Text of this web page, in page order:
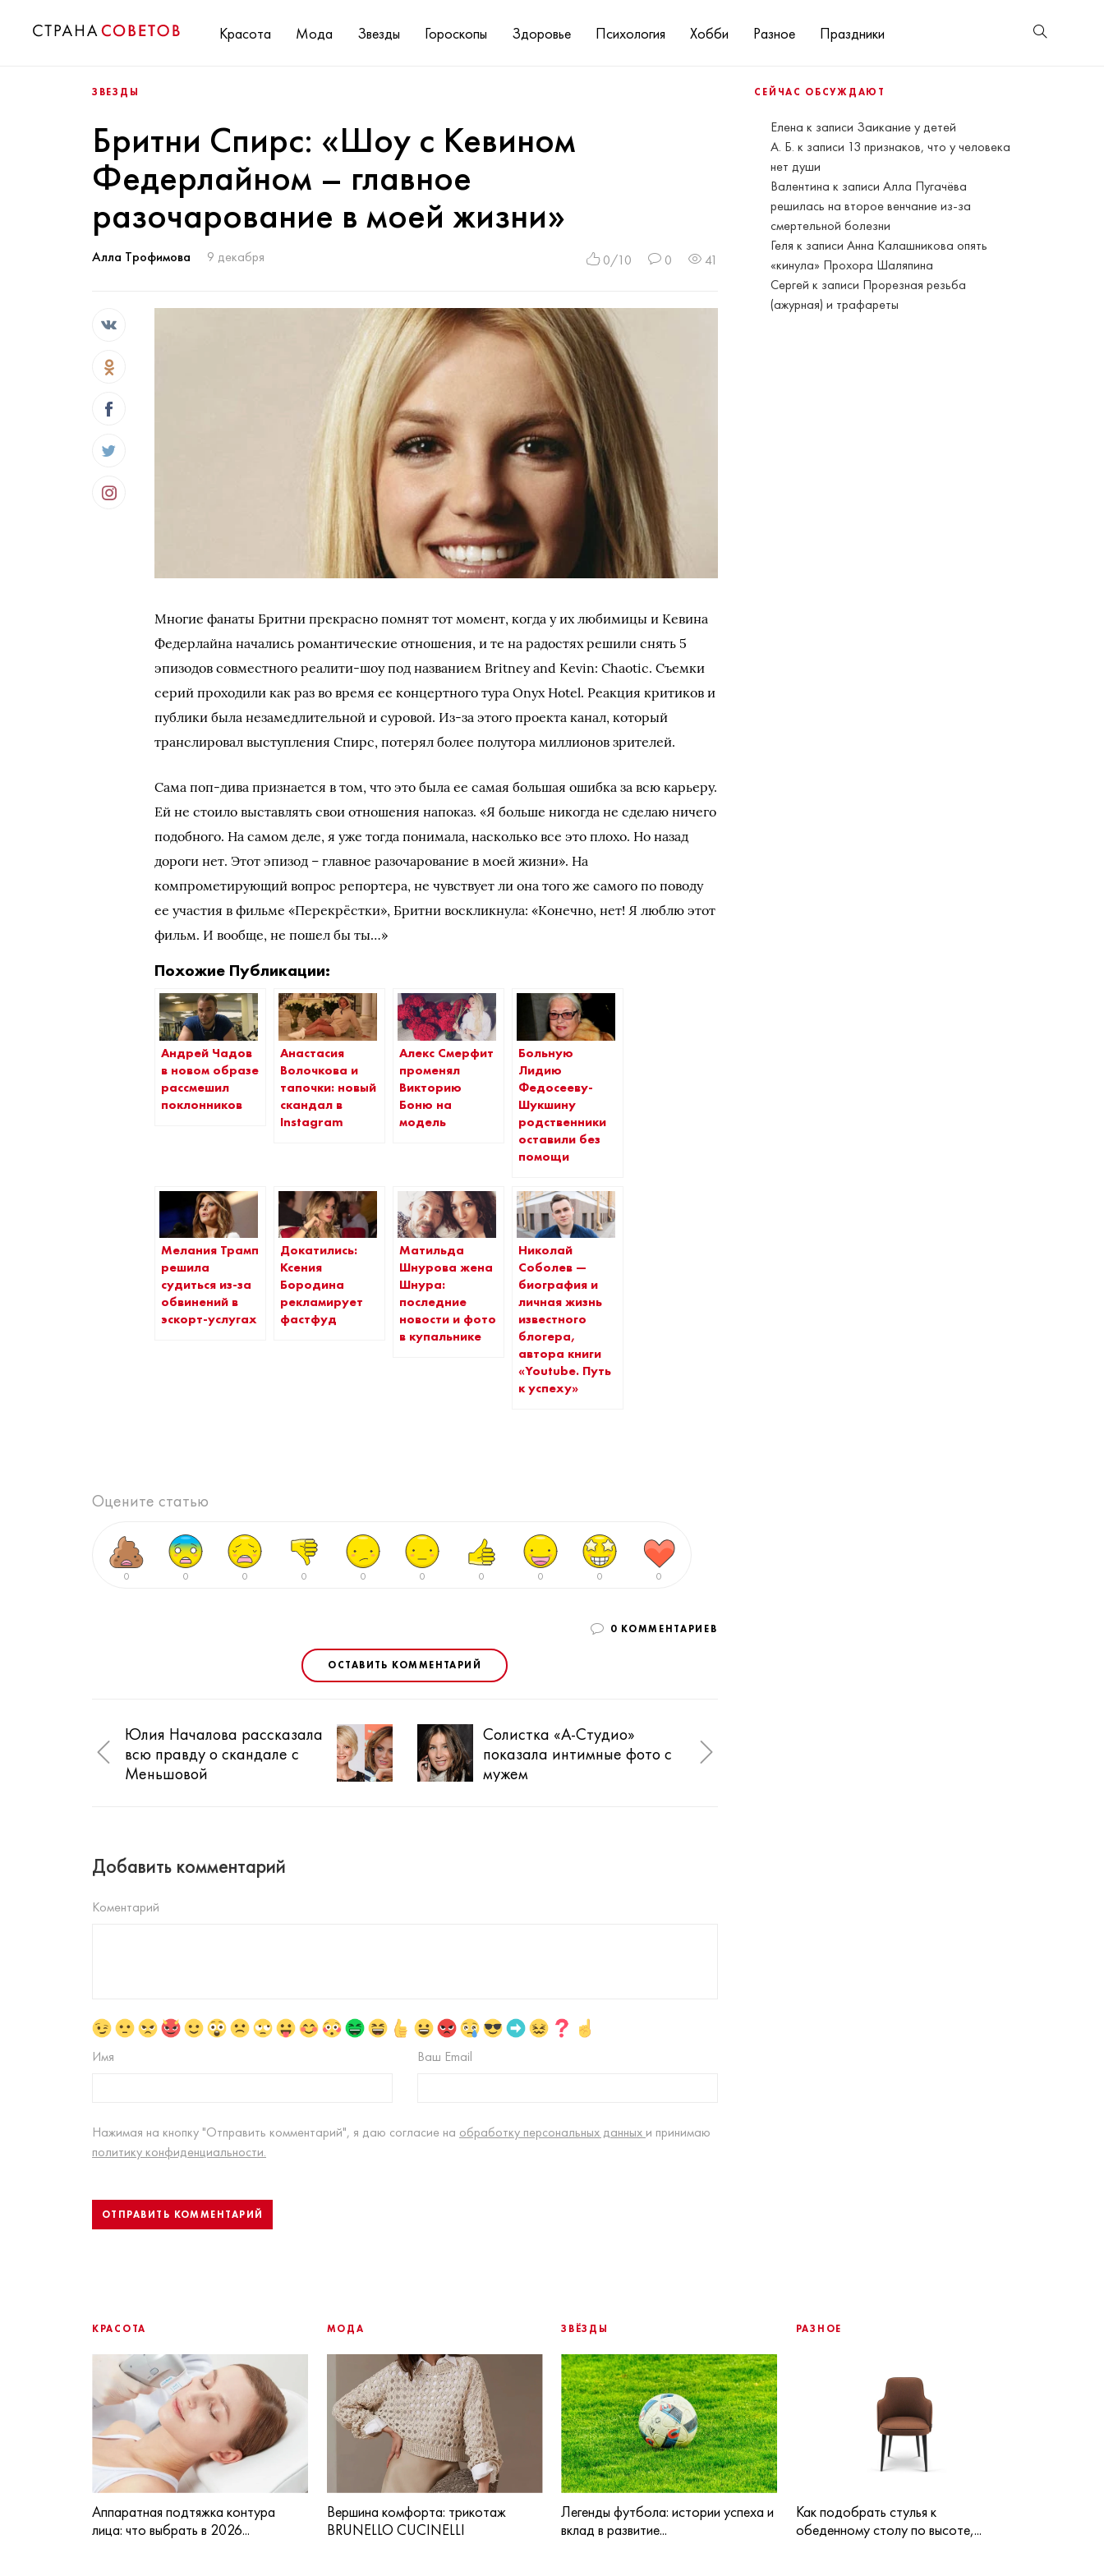
Красота Мода Звезды Гороскопы Здоровье Психология Хобби Разное Праздники
СЕЙЧАС ОБСУЖДАЮТ
Елена к записи Заикание у детей
А. Б. к записи 13 признаков, что у человека
нет души
Валентина к записиАлла Пугачёва
решилась на второе венчание из-за
смертельной болезни
Геля к записиАнна Калашникова опять
«кинула» Прохора Шаляпина
Сергей к записи Прорезная резьба
(ажурная) и трафареты
ЗВЕЗДЫ
Бритни Спирс: «Шоу с Кевином
Федерлайном – главное
разочарование в моей жизни»
Алла Трофимова 9 декабря 0/10 0 41
Многие фанаты Бритни прекрасно помнят тот момент, когда у их любимицы и Кевина
Федерлайна начались романтические отношения, и те на радостях решили снять 5
эпизодов совместного реалити-шоу под названием Britney and Kevin: Chaotic. Съемки
серий проходили как раз во время ее концертного тура Onyx Hotel. Реакция критиков и
публики была незамедлительной и суровой. Из-за этого проекта канал, который
транслировал выступления Спирс, потерял более полутора миллионов зрителей.
Сама поп-дива признается в том, что это была ее самая большая ошибка за всю карьеру.
Ей не стоило выставлять свои отношения напоказ. «Я больше никогда не сделаю ничего
подобного. На самом деле, я уже тогда понимала, насколько все это плохо. Но назад
дороги нет. Этот эпизод – главное разочарование в моей жизни». На
компрометирующий вопрос репортера, не чувствует ли она того же самого по поводу
ее участия в фильме «Перекрёстки», Бритни воскликнула: «Конечно, нет! Я люблю этот
фильм. И вообще, не пошел бы ты…»
Похожие Публикации:
Андрей Чадов
в новом образе
рассмешил
поклонников
Анастасия
Волочкова и
тапочки: новый
скандал в
Instagram
Алекс Смерфит
променял
Викторию
Боню на
модель
Больную
Лидию
Федосееву-
Шукшину
родственники
оставили без
помощи
Мелания Трамп
решила
судиться из-за
обвинений в
эскорт-услугах
Докатились:
Ксения
Бородина
рекламирует
фастфуд
Матильда
Шнурова жена
Шнура:
последние
новости и фото
в купальнике
Николай
Соболев —
биография и
личная жизнь
известного
блогера,
автора книги
«Youtube. Путь
к успеху»
Оцените статью
0 0 0 0 0 0 0 0 0 0
0 КОММЕНТАРИЕВ
ОСТАВИТЬ КОММЕНТАРИЙ
Юлия Началова рассказала
всю правду о скандале с
Меньшовой
Солистка «А-Студио»
показала интимные фото с
мужем
тайны их романа с Кейли
Добавить комментарий
Коментарий
Имя Ваш Email
Нажимая на кнопку "Отправить комментарий", я даю согласие на обработку персональных данных и принимаю
политику конфиденциальности.
КРАСОТА
Аппаратная подтяжка контура
лица: что выбрать в 2026...
МОДА
Вершина комфорта: трикотаж
BRUNELLO CUCINELLI
ЗВЁЗДЫ
Легенды футбола: истории успеха и
вклад в развитие...
РАЗНОЕ
Как подобрать стулья к
обеденному столу по высоте,...